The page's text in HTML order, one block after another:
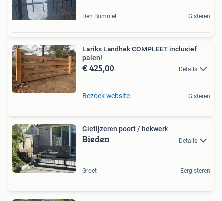
Den Bommel Gisteren
Lariks Landhek COMPLEET inclusief
palen!
€ 425,00 Details
Bezoek website Gisteren
Gietijzeren poort / hekwerk
Bieden Details
Groet Eergisteren